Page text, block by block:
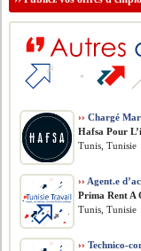
›› Chargé
Hafsa Pour
Tunis, Tunisie
›› Agent.e
Prima Rent A
Tunis, Tunisie
›› Technico-